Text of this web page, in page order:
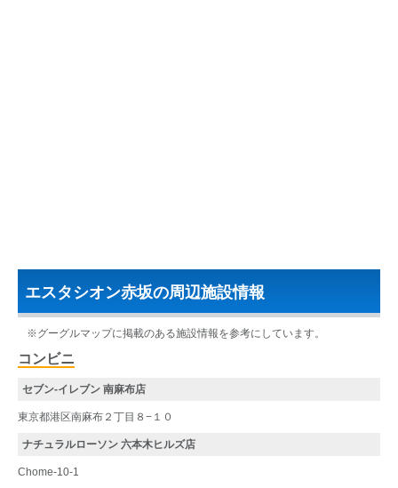
エスタシオン赤坂の周辺施設情報
※グーグルマップに掲載のある施設情報を参考にしています。
コンビニ
セブン‐イレブン 南麻布店
東京都港区南麻布２丁目８−１０
ナチュラルローソン 六本木ヒルズ店
Chome-10-1